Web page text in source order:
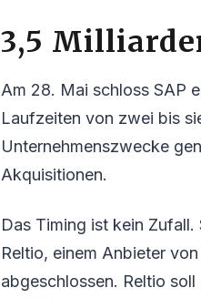
3,5
Am 28. Mai schloss SAP
Laufzeiten von zwei bis
Unternehmenszwecke
Akquisitionen.
Das Timing ist kein
Reltio, einem Anbieter
abgeschlossen. Reltio